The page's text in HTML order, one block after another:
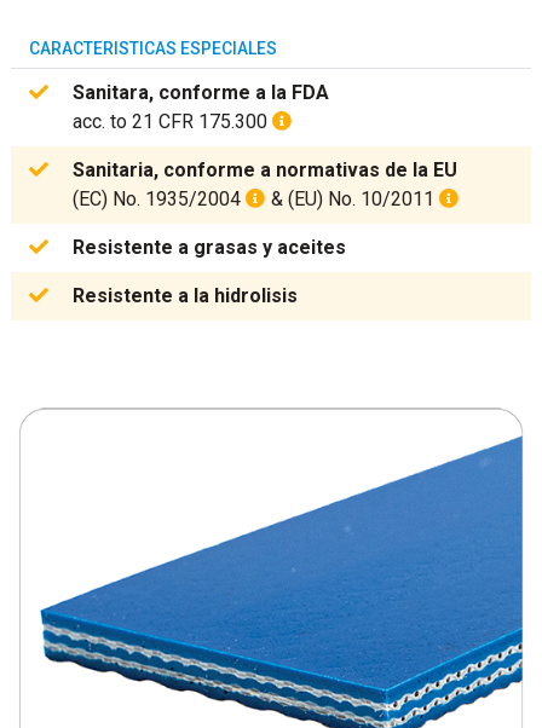
CARACTERISTICAS ESPECIALES
Sanitara, conforme a la FDA
acc. to 21 CFR 175.300
Sanitaria, conforme a normativas de la EU
(EC) No. 1935/2004
& (EU) No. 10/2011
Resistente a grasas y aceites
Resistente a la hidrolisis